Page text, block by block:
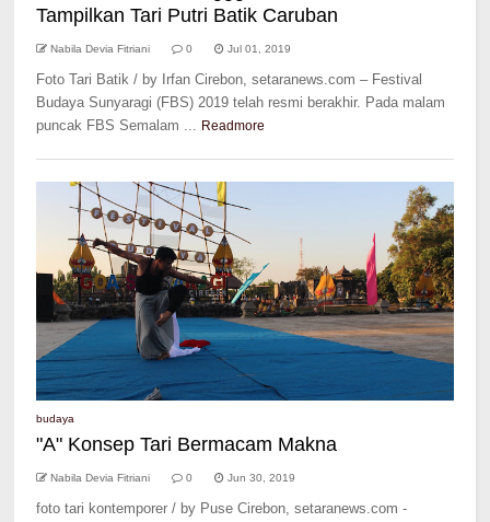
Tampilkan Tari Putri Batik Caruban
Nabila Devia Fitriani 0 Jul 01, 2019
Foto Tari Batik / by Irfan Cirebon, setaranews.com – Festival
Budaya Sunyaragi (FBS) 2019 telah resmi berakhir. Pada malam
puncak FBS Semalam ... Readmore
budaya
"A" Konsep Tari Bermacam Makna
Nabila Devia Fitriani 0 Jun 30, 2019
foto tari kontemporer / by Puse Cirebon, setaranews.com -